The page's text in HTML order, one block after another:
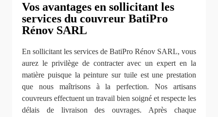
Vos avantages en sollicitant les
services du couvreur BatiPro
Rénov SARL
En sollicitant les services de BatiPro Rénov SARL, vous
aurez le privilège de contracter avec un expert en la
matière puisque la peinture sur tuile est une prestation
que nous maîtrisons à la perfection. Nos artisans
couvreurs effectuent un travail bien soigné et respecte les
délais de livraison des ouvrages. Après chaque